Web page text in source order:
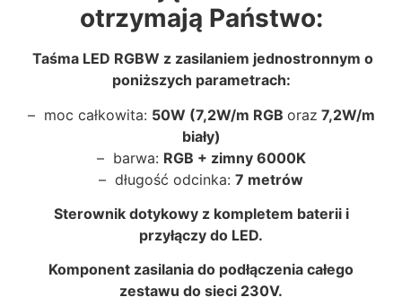
otrzymają Państwo:
Taśma LED RGBW z zasilaniem jednostronnym o
poniższych parametrach:
– moc całkowita: 50W (7,2W/m RGB oraz 7,2W/m
biały)
– barwa: RGB + zimny 6000K
– długość odcinka: 7 metrów
Sterownik dotykowy z kompletem baterii i
przyłączy do LED.
Komponent zasilania do podłączenia całego
zestawu do sieci 230V.